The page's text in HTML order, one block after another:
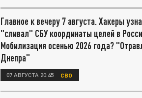
Главное к вечеру 7 августа. Хакеры
"сливал" СБУ координаты целей в
Мобилизация осенью 2026 года?
Днепра"
07 АВГУСТА 20:45 СВО